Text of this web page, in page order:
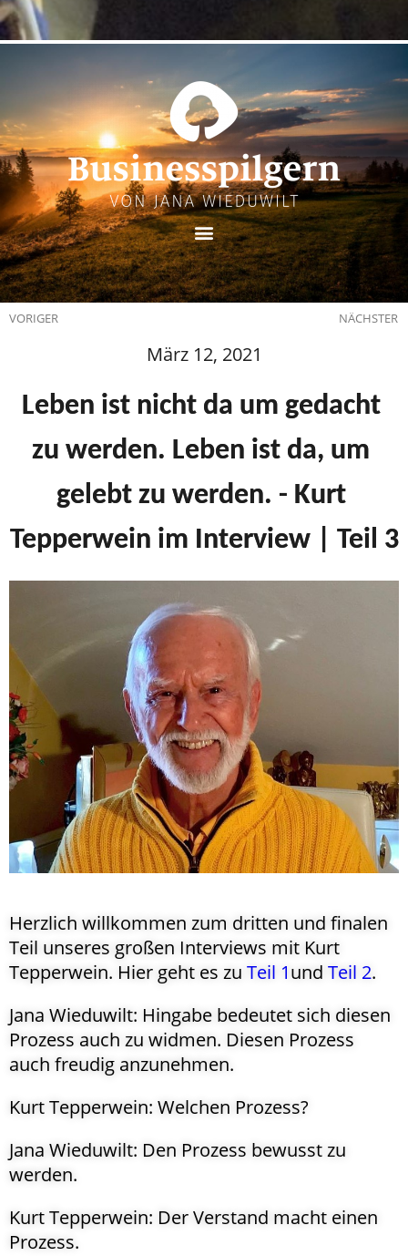
VORIGER NÄCHSTER
März 12, 2021
Leben ist nicht da um gedacht
zu werden. Leben ist da, um
gelebt zu werden. - Kurt
Tepperwein im Interview | Teil 3
Herzlich willkommen zum dritten und finalen
Teil unseres großen Interviews mit Kurt
Tepperwein. Hier geht es zu Teil 1und Teil 2.
Jana Wieduwilt: Hingabe bedeutet sich diesen
Prozess auch zu widmen. Diesen Prozess
auch freudig anzunehmen.
Kurt Tepperwein: Welchen Prozess?
Jana Wieduwilt: Den Prozess bewusst zu
werden.
Kurt Tepperwein: Der Verstand macht einen
Prozess.